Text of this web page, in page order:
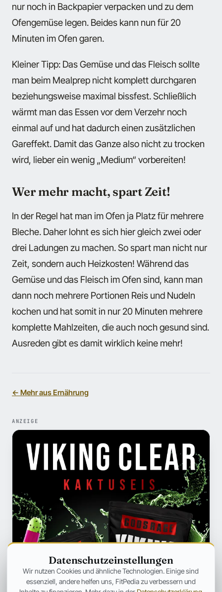
nur noch in Backpapier verpacken und zu dem
Ofengemüse legen. Beides kann nun für 20
Minuten im Ofen garen.
Kleiner Tipp: Das Gemüse und das Fleisch sollte
man beim Mealprep nicht komplett durchgaren
beziehungsweise maximal bissfest. Schließlich
wärmt man das Essen vor dem Verzehr noch
einmal auf und hat dadurch einen zusätzlichen
Gareffekt. Damit das Ganze also nicht zu trocken
wird, lieber ein wenig „Medium“ vorbereiten!
Wer mehr macht, spart Zeit!
In der Regel hat man im Ofen ja Platz für mehrere
Bleche. Daher lohnt es sich hier gleich zwei oder
drei Ladungen zu machen. So spart man nicht nur
Zeit, sondern auch Heizkosten! Während das
Gemüse und das Fleisch im Ofen sind, kann man
dann noch mehrere Portionen Reis und Nudeln
kochen und hat somit in nur 20 Minuten mehrere
komplette Mahlzeiten, die auch noch gesund sind.
Ausreden gibt es damit wirklich keine mehr!
← Mehr aus Ernährung
ANZEIGE
Datenschutzeinstellungen
Wir nutzen Cookies und ähnliche Technologien. Einige sind
essenziell, andere helfen uns, FitPedia zu verbessern und